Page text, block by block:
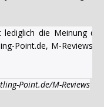
die Meinung
Point.de, M-Reviews
M-Reviews